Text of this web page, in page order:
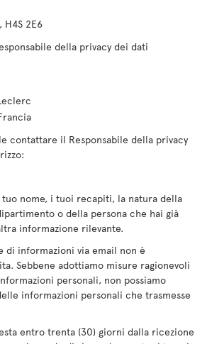
2E6
della privacy dei dati
contattare il Responsabile della privacy
nome, i tuoi recapiti, la natura della
o della persona che hai già
informazione rilevante.
di informazioni via email non è
Sebbene adottiamo misure ragionevoli
personali, non possiamo
informazioni personali che trasmesse
entro trenta (30) giorni dalla ricezione